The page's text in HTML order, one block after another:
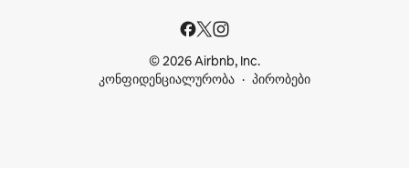
© 2026 Airbnb, Inc.
კონფიდენციალურობა
პირობები